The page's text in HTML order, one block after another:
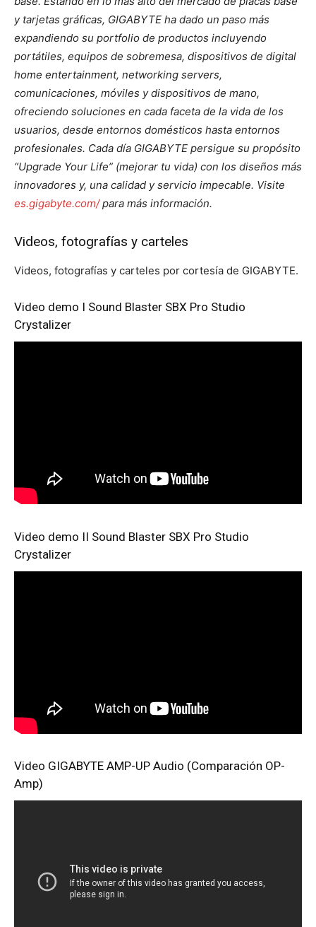
y tarjetas gráficas, GIGABYTE ha dado un paso más
expandiendo su portfolio de productos incluyendo
portátiles, equipos de sobremesa, dispositivos de digital
home entertainment, networking servers,
comunicaciones, móviles y dispositivos de mano,
ofreciendo soluciones en cada faceta de la vida de los
usuarios, desde entornos domésticos hasta entornos
profesionales. Cada día GIGABYTE persigue su propósito
“Upgrade Your Life” (mejorar tu vida) con los diseños más
innovadores y, una calidad y servicio impecable. Visite
es.gigabyte.com/para más información.
Videos, fotografías y carteles
Videos, fotografías y carteles por cortesía de GIGABYTE.
Video demo I Sound Blaster SBX Pro Studio
Crystalizer
Video demo II Sound Blaster SBX Pro Studio
Crystalizer
Video GIGABYTE AMP-UP Audio (Comparación OP-
Amp)